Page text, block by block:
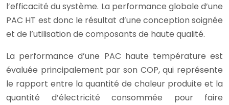
l’efficacité du système. La performance globale d’une
PAC HT est donc le résultat d’une conception soignée
et de l’utilisation de composants de haute qualité.
La performance d’une PAC haute température est
évaluée principalement par son COP, qui représente
le rapport entre la quantité de chaleur produite et la
quantité d’électricité consommée pour faire